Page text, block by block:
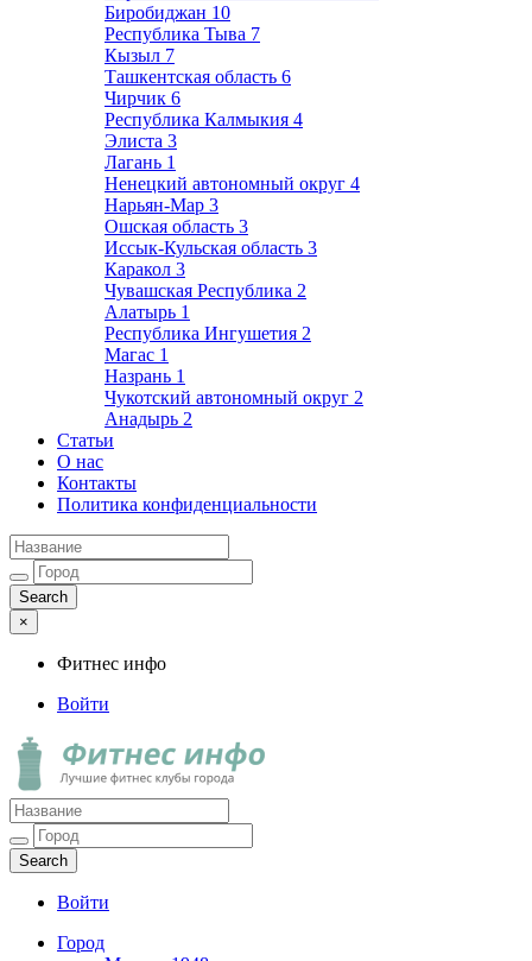
Биробиджан 10
Республика Тыва 7
Кызыл 7
Ташкентская область 6
Чирчик 6
Республика Калмыкия 4
Элиста 3
Лагань 1
Ненецкий автономный округ 4
Нарьян-Мар 3
Ошская область 3
Иссык-Кульская область 3
Каракол 3
Чувашская Республика 2
Алатырь 1
Республика Ингушетия 2
Магас 1
Назрань 1
Чукотский автономный округ 2
Анадырь 2
Статьи
О нас
Контакты
Политика конфиденциальности
×
Фитнес инфо
Войти
Фитнес инфо
Лучшие фитнес клубы города
Войти
Город